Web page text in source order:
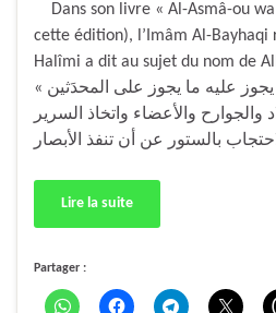
Dans son livre « Al-Asmâ-ou
cette édition), l’Imâm Al-Bayhaqi
Halîmi a dit au sujet du nom de
« معناه : المرتفع عن أن يجوز عليه ما يجوز على المحدَثين
والجوارح والأعضاء واتخاذ السرير
Lire la suite
Partager :